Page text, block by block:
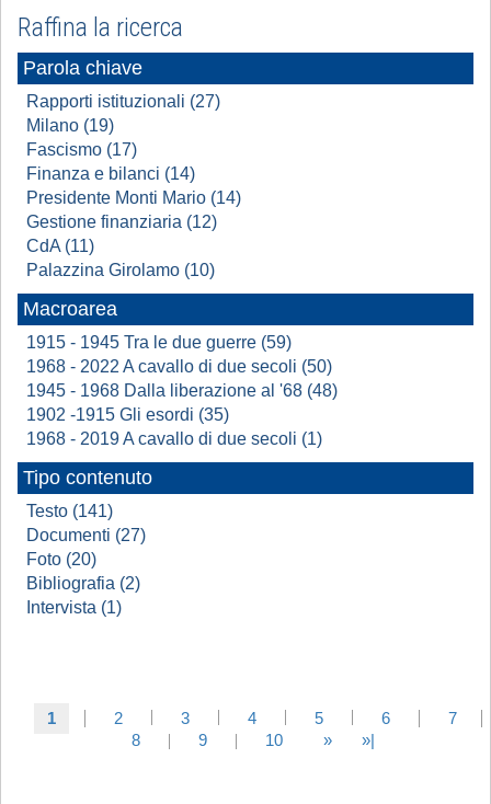
Raffina la ricerca
Parola chiave
Rapporti istituzionali (27)
Milano (19)
Fascismo (17)
Finanza e bilanci (14)
Presidente Monti Mario (14)
Gestione finanziaria (12)
CdA (11)
Palazzina Girolamo (10)
Macroarea
1915 - 1945 Tra le due guerre (59)
1968 - 2022 A cavallo di due secoli (50)
1945 - 1968 Dalla liberazione al '68 (48)
1902 -1915 Gli esordi (35)
1968 - 2019 A cavallo di due secoli (1)
Tipo contenuto
Testo (141)
Documenti (27)
Foto (20)
Bibliografia (2)
Intervista (1)
1 2 3 4 5 6
7
8
9 10 » »|